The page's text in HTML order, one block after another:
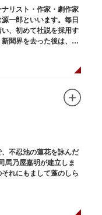
リスト・作家・劇作家
一郎といいます。毎日
、初めて社説を採用す
聞界を去った後は、文
不忍池の蓮花を詠んだ
馬乃屋嘉明が建立しま
れにもまして蓬のしら